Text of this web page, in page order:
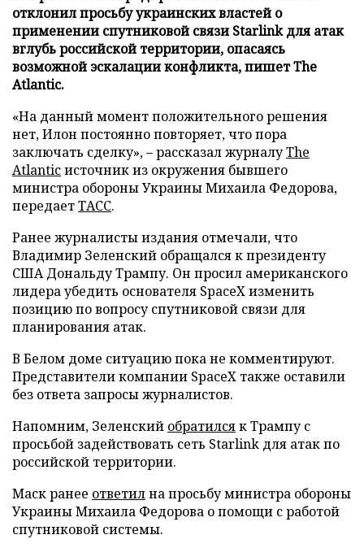
отклонил просьбу украинских властей о
применении спутниковой связи Starlink для атак
вглубь российской территории, опасаясь
возможной эскалации конфликта, пишет The
Atlantic.
«На данный момент положительного решения
нет, Илон постоянно повторяет, что пора
заключать сделку», – рассказал журналуThe
Atlanticисточник из окружения бывшего
министра обороны Украины Михаила Федорова,
передаетТАСС.
Ранее журналисты издания отмечали, что
Владимир Зеленский обращался к президенту
США Дональду Трампу. Он просил американского
лидера убедить основателя SpaceX изменить
позицию по вопросу спутниковой связи для
планирования атак.
В Белом доме ситуацию пока не комментируют.
Представители компании SpaceX также оставили
без ответа запросы журналистов.
Напомним, Зеленский обратилсяк Трампу с
просьбой задействовать сеть Starlink для атак по
российской территории.
Маск ранее ответилна просьбу министра обороны
Украины Михаила Федорова о помощи с работой
спутниковой системы.